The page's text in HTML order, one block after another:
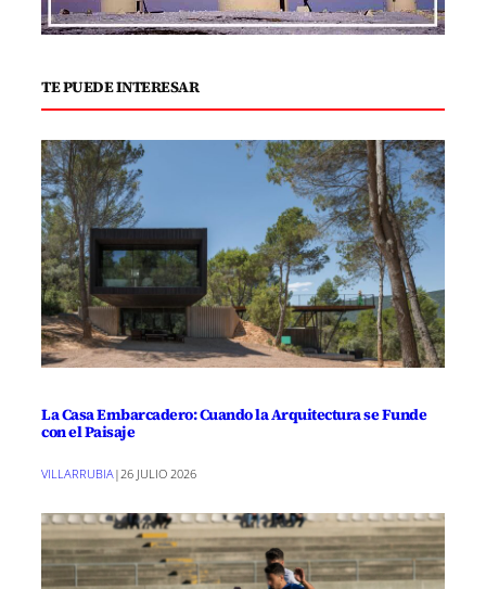
TE PUEDE INTERESAR
La Casa Embarcadero: Cuando la Arquitectura se Funde
con el Paisaje
VILLARRUBIA | 26 JULIO 2026